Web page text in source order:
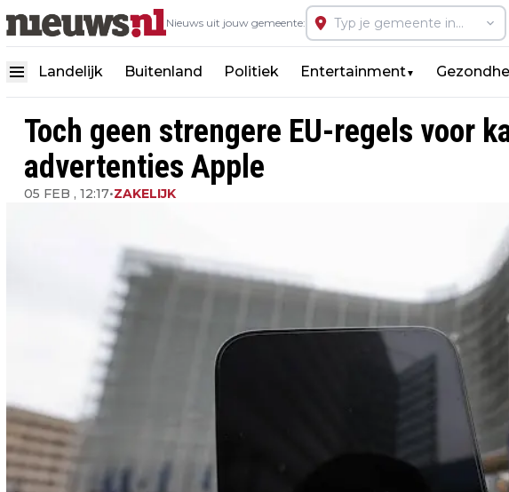
Nieuws uit jouw gemeente:
Landelijk Buitenland Politiek Entertainment▼
Toch geen strengere EU-regels voor
advertenties Apple
05 FEB , 12:17•ZAKELIJK